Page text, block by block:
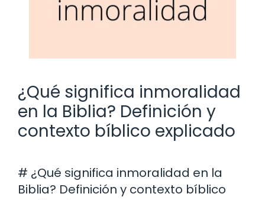
¿Qué significa inmoralidad
en la Biblia? Definición y
contexto bíblico explicado
# ¿Qué significa inmoralidad en la
Biblia? Definición y contexto bíblico